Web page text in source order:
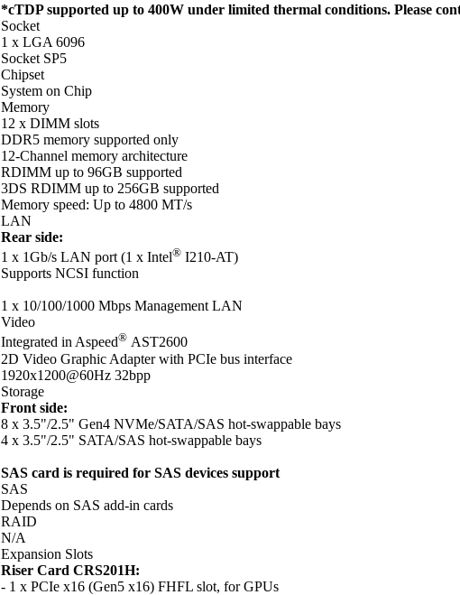
*cTDP supported up to 400W under limited thermal conditions. Please
Socket
1 x LGA 6096
Socket SP5
Chipset
System on Chip
Memory
12 x DIMM slots
DDR5 memory supported only
12-Channel memory architecture
RDIMM up to 96GB supported
3DS RDIMM up to 256GB supported
Memory speed: Up to 4800 MT/s
LAN
Rear side:
1 x 1Gb/s LAN port (1 x Intel® I210-AT)
Supports NCSI function
1 x 10/100/1000 Mbps Management LAN
Video
Integrated in Aspeed® AST2600
2D Video Graphic Adapter with PCIe bus interface
1920x1200@60Hz 32bpp
Storage
Front side:
8 x 3.5"/2.5" Gen4 NVMe/SATA/SAS hot-swappable bays
4 x 3.5"/2.5" SATA/SAS hot-swappable bays
SAS card is required for SAS devices support
SAS
Depends on SAS add-in cards
RAID
N/A
Expansion Slots
Riser Card CRS201H:
- 1 x PCIe x16 (Gen5 x16) FHFL slot, for GPUs